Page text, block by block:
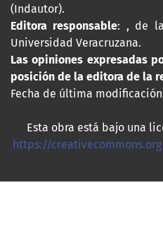
(Indautor).
Editora responsable: , de
Universidad Veracruzana.
Las opiniones expresadas
posición de la editora de la
Fecha de última
Esta obra está bajo una
https://